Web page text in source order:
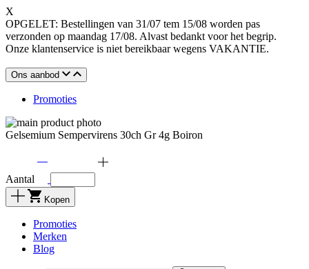
X
OPGELET: Bestellingen van 31/07 tem 15/08 worden pas
verzonden op maandag 17/08. Alvast bedankt voor het begrip.
Onze klantenservice is niet bereikbaar wegens VAKANTIE.
Ons aanbod
Promoties
Gelsemium Sempervirens 30ch Gr 4g Boiron
Aantal
Kopen
Promoties
Merken
Blog